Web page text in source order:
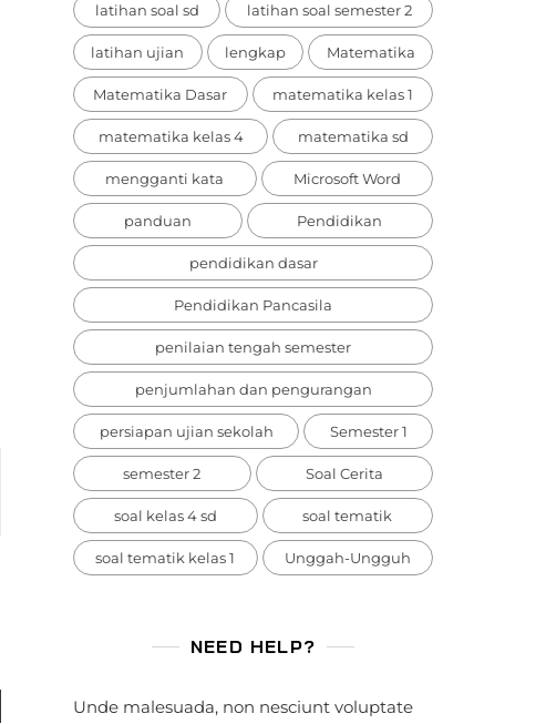
latihan soal sd latihan soal semester 2
latihan ujian lengkap Matematika
Matematika Dasar matematika kelas 1
matematika kelas 4 matematika sd
mengganti kata Microsoft Word
panduan Pendidikan
pendidikan dasar
Pendidikan Pancasila
penilaian tengah semester
penjumlahan dan pengurangan
persiapan ujian sekolah Semester 1
semester 2 Soal Cerita
soal kelas 4 sd soal tematik
soal tematik kelas 1 Unggah-Ungguh
NEED HELP?
Unde malesuada, non nesciunt voluptate